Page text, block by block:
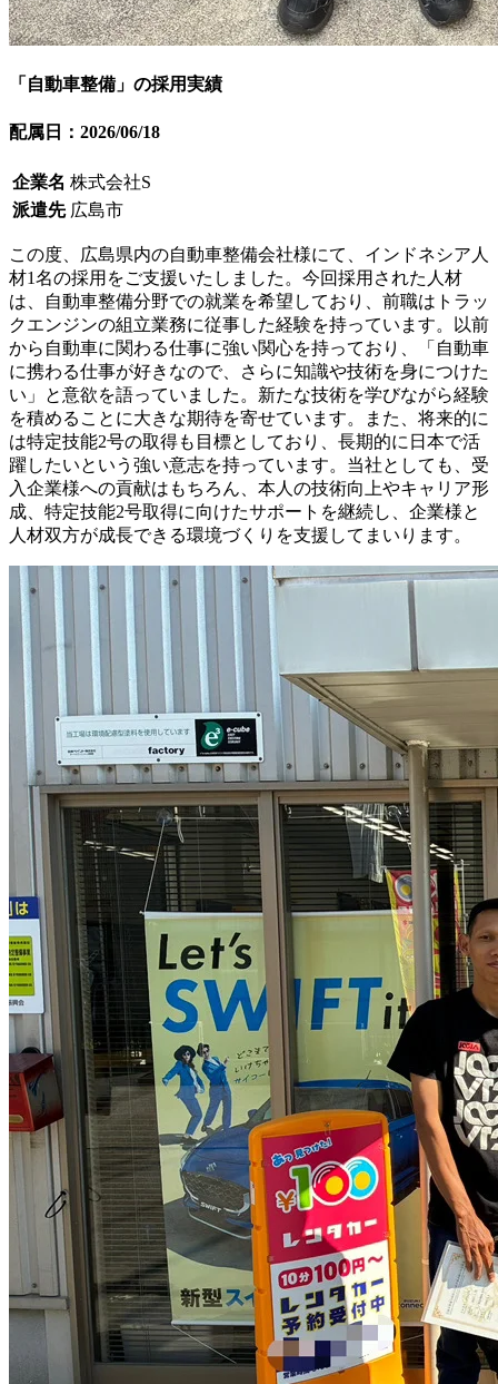
「自動車整備」の採用実績
配属日：2026/06/18
企業名 株式会社S
派遣先 広島市
この度、広島県内の自動車整備会社様にて、インドネシア人
材1名の採用をご支援いたしました。今回採用された人材
は、自動車整備分野での就業を希望しており、前職はトラッ
クエンジンの組立業務に従事した経験を持っています。以前
から自動車に関わる仕事に強い関心を持っており、「自動車
に携わる仕事が好きなので、さらに知識や技術を身につけた
い」と意欲を語っていました。新たな技術を学びながら経験
を積めることに大きな期待を寄せています。また、将来的に
は特定技能2号の取得も目標としており、長期的に日本で活
躍したいという強い意志を持っています。当社としても、受
入企業様への貢献はもちろん、本人の技術向上やキャリア形
成、特定技能2号取得に向けたサポートを継続し、企業様と
人材双方が成長できる環境づくりを支援してまいります。